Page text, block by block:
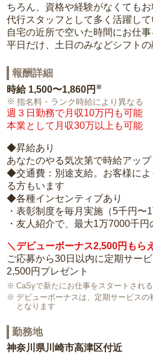
ちろん、資格や経験がなくても
代行スタッフとして多く活躍して
自宅の近所で空いた時間にお仕事
平日だけ、土日のみなどシフトの
報酬詳細
時給 1,500〜1,860円 ※
指名料・ランク時給により異なる
週３日勤務で月収10万円も可能
本業として月収30万以上も可能
◆昇給あり
あなたのやる気次第で時給アップ
◆交通費：別途支給。お客様に
る方もいます
◆各種インセンティブあり
・表彰制度を毎月実施（5千円〜
・友人紹介で、最大1万7000千
＼デビューボーナス2,500円もら
ご応募から30日以内に定期サー
2,500円プレゼント
CaSyで新たにお仕事をスタートされ
デビューボーナスは、定期サービス
となります
勤務地
神奈川県川崎市高津区付近